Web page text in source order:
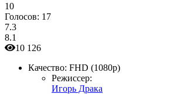
10
Голосов: 17
7.3
8.1
10 126
Качество: FHD (1080p)
Режиссер:
Игорь Драка